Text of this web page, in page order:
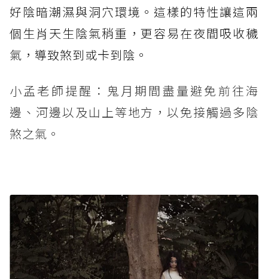
好陰暗潮濕與洞穴環境。這樣的特性讓這兩
個生肖天生陰氣稍重，更容易在夜間吸收穢
氣，導致煞到或卡到陰。
小孟老師提醒：鬼月期間盡量避免前往海
邊、河邊以及山上等地方，以免接觸過多陰
煞之氣。